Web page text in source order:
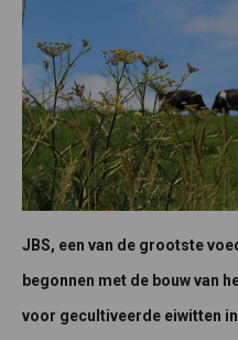
JBS, een van de grootste
begonnen met de bouw van
voor gecultiveerde eiwitten